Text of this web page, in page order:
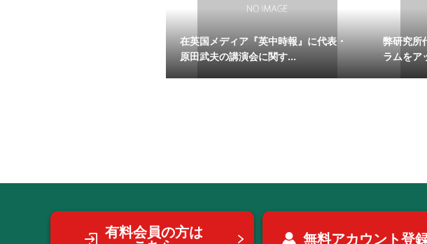
在英国メディア『英中時報』に代表・
原田武夫の講演会に関す...
弊研究所
ラムをア
有料会員の方は
無料アカウント登